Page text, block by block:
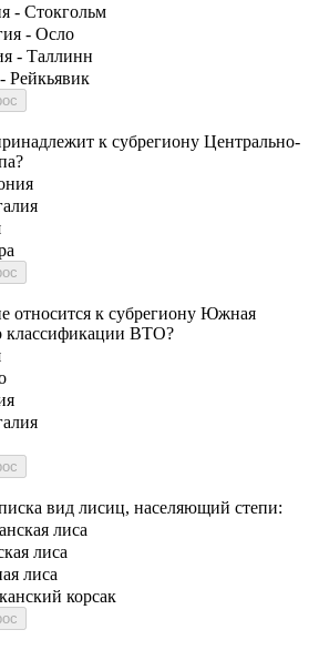
- Стокгольм
- Осло
- Таллинн
Рейкьявик
к субрегиону Центрально-
относится к субрегиону Южная
классификации ВТО?
вид лисиц, населяющий степи:
лиса
лиса
лиса
корсак